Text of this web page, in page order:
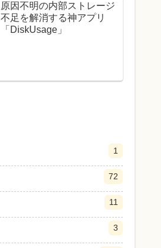
原因不明の内部ストレージ
不足を解消する神アプリ
「DiskUsage」
1
72
11
3